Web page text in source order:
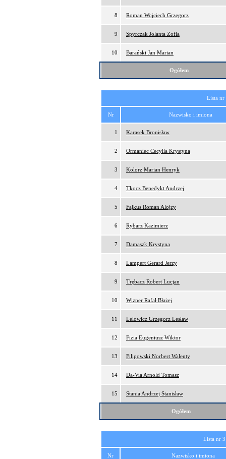
8 Roman Wojciech Grzegorz
9 Spyrczak Jolanta Zofia
10 Barański Jan Marian
Ogółem
Lista
Nr Nazwisko i imiona
1 Karasek Bronisław
2 Ormaniec Cecylia Krystyna
3 Kolorz Marian Henryk
4 Tkocz Benedykt Andrzej
5 Fajkus Roman Alojzy
6 Rybarz Kazimierz
7 Damaszk Krystyna
8 Lampert Gerard Jerzy
9 Trębacz Robert Lucjan
10 Wizner Rafał Błażej
11 Lelowicz Grzegorz Lesław
12 Fizia Eugeniusz Wiktor
13 Filipowski Norbert Walenty
14 Da-Via Arnold Tomasz
15 Stania Andrzej Stanisław
Ogółem
Lista nr
Nr Nazwisko i imiona